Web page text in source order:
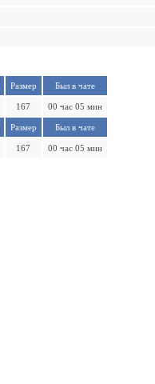
Размер Был в чате
167 00 час 05 мин
Размер Был в чате
167 00 час 05 мин